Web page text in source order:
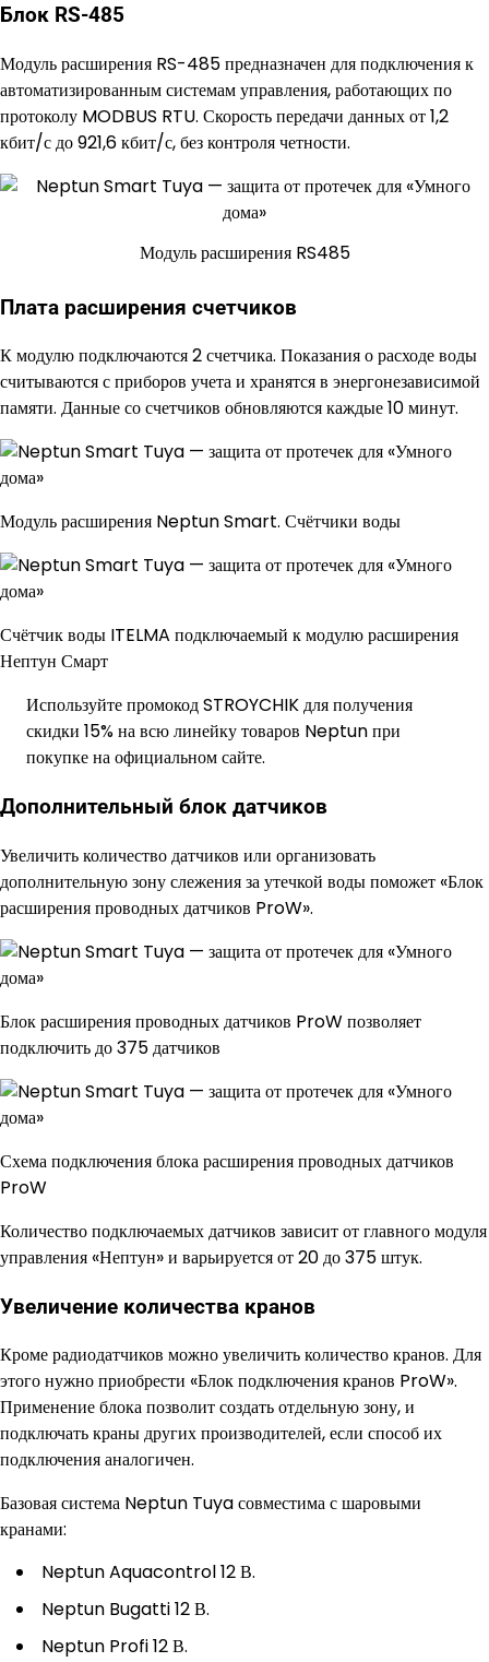
Блок RS-485
Модуль расширения RS-485 предназначен для подключения к
автоматизированным системам управления, работающих по
протоколу MODBUS RTU. Скорость передачи данных от 1,2
кбит/с до 921,6 кбит/с, без контроля четности.
Модуль расширения RS485
Плата расширения счетчиков
К модулю подключаются 2 счетчика. Показания о расходе воды
считываются с приборов учета и хранятся в энергонезависимой
памяти. Данные со счетчиков обновляются каждые 10 минут.
Модуль расширения Neptun Smart. Счётчики воды
Счётчик воды ITELMA подключаемый к модулю расширения
Нептун Смарт
Используйте промокод STROYCHIK для получения
скидки 15% на всю линейку товаров Neptun при
покупке на официальном сайте.
Дополнительный блок датчиков
Увеличить количество датчиков или организовать
дополнительную зону слежения за утечкой воды поможет «Блок
расширения проводных датчиков ProW».
Блок расширения проводных датчиков ProW позволяет
подключить до 375 датчиков
Схема подключения блока расширения проводных датчиков
ProW
Количество подключаемых датчиков зависит от главного модуля
управления «Нептун» и варьируется от 20 до 375 штук.
Увеличение количества кранов
Кроме радиодатчиков можно увеличить количество кранов. Для
этого нужно приобрести «Блок подключения кранов ProW».
Применение блока позволит создать отдельную зону, и
подключать краны других производителей, если способ их
подключения аналогичен.
Базовая система Neptun Tuya совместима с шаровыми
кранами:
Neptun Aquacontrol 12 В.
Neptun Bugatti 12 В.
Neptun Profi 12 В.